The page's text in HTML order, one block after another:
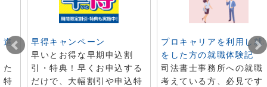
進
特
早得キャンペーン
早いとお得な早期申込割
引・特典！早くお申込する
だけで、大幅割引や申込特
プロキャリアを利用し就
をした方の就職体験記
司法書士事務所への就職
考えている方、必見です